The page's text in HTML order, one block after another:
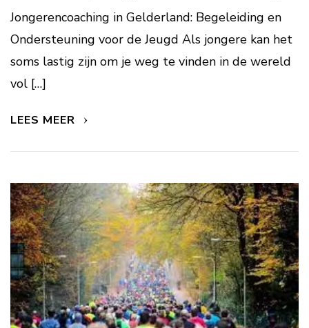
Jongerencoaching in Gelderland: Begeleiding en
Ondersteuning voor de Jeugd Als jongere kan het
soms lastig zijn om je weg te vinden in de wereld
vol […]
LEES MEER